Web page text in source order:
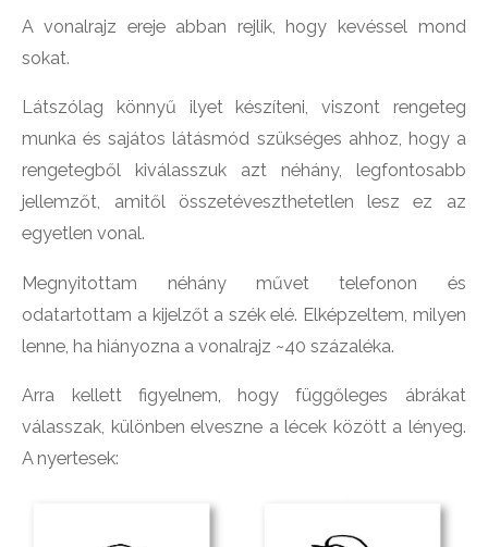
A vonalrajz ereje abban rejlik, hogy kevéssel mond
sokat.
Látszólag könnyű ilyet készíteni, viszont rengeteg
munka és sajátos látásmód szükséges ahhoz, hogy a
rengetegből kiválasszuk azt néhány, legfontosabb
jellemzőt, amitől összetéveszthetetlen lesz ez az
egyetlen vonal.
Megnyitottam néhány művet telefonon és
odatartottam a kijelzőt a szék elé. Elképzeltem, milyen
lenne, ha hiányozna a vonalrajz ~40 százaléka.
Arra kellett figyelnem, hogy függőleges ábrákat
válasszak, különben elveszne a lécek között a lényeg.
A nyertesek: